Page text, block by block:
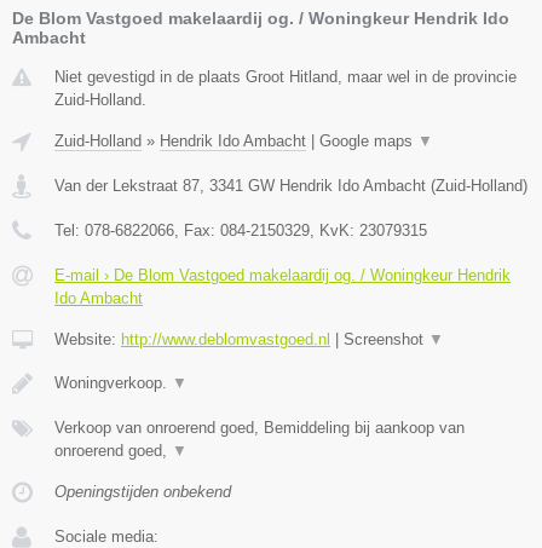
De Blom Vastgoed makelaardij og. / Woningkeur Hendrik Ido
Ambacht
Niet gevestigd in de plaats Groot Hitland, maar wel in de provincie
Zuid-Holland.
Zuid-Holland » Hendrik Ido Ambacht Google maps ▼
Van der Lekstraat 87, 3341 GW Hendrik Ido Ambacht (Zuid-Holland)
Tel: 078-6822066, Fax: 084-2150329, KvK: 23079315
E-mail › De Blom Vastgoed makelaardij og. / Woningkeur Hendrik
Ido Ambacht
Website: http://www.deblomvastgoed.nl Screenshot ▼
Woningverkoop. ▼
Verkoop van onroerend goed, Bemiddeling bij aankoop van
onroerend goed, ▼
Openingstijden onbekend
Sociale media: